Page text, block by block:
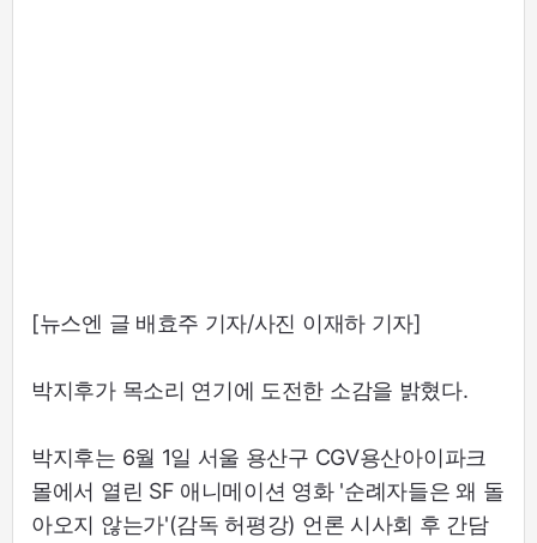
[뉴스엔 글 배효주 기자/사진 이재하 기자]
박지후가 목소리 연기에 도전한 소감을 밝혔다.
박지후는 6월 1일 서울 용산구 CGV용산아이파크
몰에서 열린 SF 애니메이션 영화 '순례자들은 왜 돌
아오지 않는가'(감독 허평강) 언론 시사회 후 간담